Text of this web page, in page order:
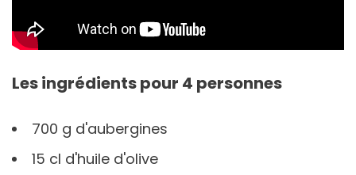
Les ingrédients pour 4 personnes
700 g d'aubergines
15 cl d'huile d'olive